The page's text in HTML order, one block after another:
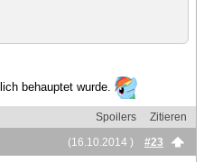
behauptet wurde.
Spoilers
Zitieren
(16.10.2014 )
#23